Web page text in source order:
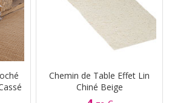
Chemin de Table Effet Lin
Chiné Beige